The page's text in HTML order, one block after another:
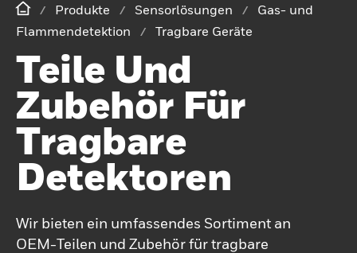
Produkte Sensorlösungen
Gas- und
Flammendetektion
Tragbare Geräte
Teile Und
Zubehör Für
Tragbare
Detektoren
Wir bieten ein umfassendes Sortiment an
OEM-Teilen und Zubehör für tragbare